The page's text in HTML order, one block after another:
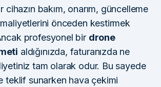
cihazın bakım, onarım, güncelleme
önceden kestirmek
profesyonel bir drone
aldığınızda, faturanızda ne
tam olarak odur. Bu sayede
teklif sunarken hava çekimi